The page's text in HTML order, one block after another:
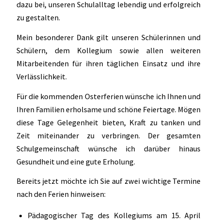
dazu bei, unseren Schulalltag lebendig und erfolgreich
zu gestalten.
Mein besonderer Dank gilt unseren Schülerinnen und
Schülern, dem Kollegium sowie allen weiteren
Mitarbeitenden für ihren täglichen Einsatz und ihre
Verlässlichkeit.
Für die kommenden Osterferien wünsche ich Ihnen und
Ihren Familien erholsame und schöne Feiertage. Mögen
diese Tage Gelegenheit bieten, Kraft zu tanken und
Zeit miteinander zu verbringen. Der gesamten
Schulgemeinschaft wünsche ich darüber hinaus
Gesundheit und eine gute Erholung.
Bereits jetzt möchte ich Sie auf zwei wichtige Termine
nach den Ferien hinweisen:
Pädagogischer Tag des Kollegiums am 15. April